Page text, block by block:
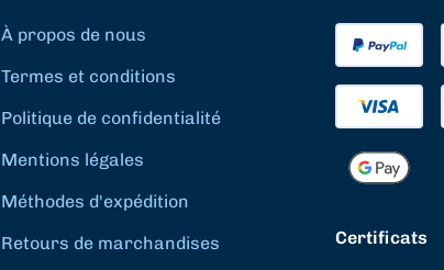
À propos de nous
Termes et conditions
Politique de confidentialité
Mentions légales
Méthodes d'expédition
Retours de marchandises
Certificats